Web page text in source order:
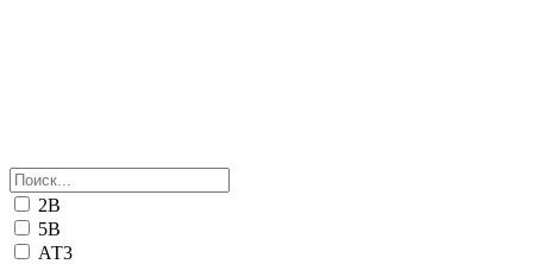
2В
5В
АТ3